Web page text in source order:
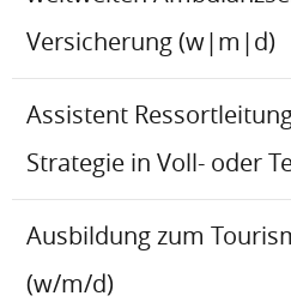
Versicherung (w|m|d)
Assistent
Strategie in Voll- oder
Ausbildung zum
(w/m/d)